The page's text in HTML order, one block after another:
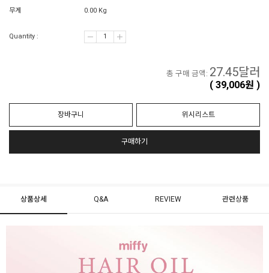
무게 0.00 Kg
Quantity :
총 구매 금액: 27.45달러
(39,006원 )
장바구니 위시리스트
구매하기
상품상세 Q&A REVIEW 관련상품